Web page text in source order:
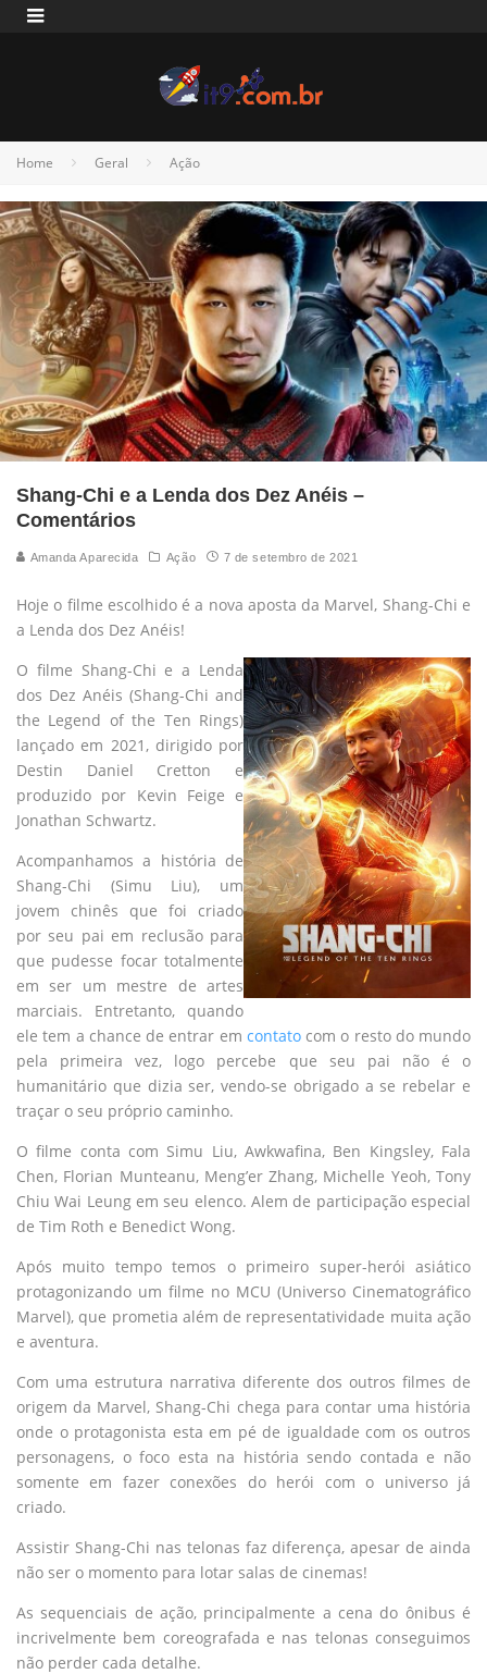
Home Geral Ação
Shang-Chi e a Lenda dos Dez Anéis –
Comentários
Amanda Aparecida Ação 7 de setembro de 2021
Hoje o filme escolhido é a nova aposta da Marvel, Shang-Chi e
a Lenda dos Dez Anéis!
O filme Shang-Chi e a Lenda
dos Dez Anéis (Shang-Chi and
the Legend of the Ten Rings)
lançado em 2021, dirigido por
Destin Daniel Cretton e
produzido por Kevin Feige e
Jonathan Schwartz.
Acompanhamos a história de
Shang-Chi (Simu Liu), um
jovem chinês que foi criado
por seu pai em reclusão para
que pudesse focar totalmente
em ser um mestre de artes
marciais. Entretanto, quando
ele tem a chance de entrar em contatocom o resto do mundo
pela primeira vez, logo percebe que seu pai não é o
humanitário que dizia ser, vendo-se obrigado a se rebelar e
traçar o seu próprio caminho.
O filme conta com Simu Liu, Awkwafina, Ben Kingsley, Fala
Chen, Florian Munteanu, Meng’er Zhang, Michelle Yeoh, Tony
Chiu Wai Leung em seu elenco. Alem de participação especial
de Tim Roth e Benedict Wong.
Após muito tempo temos o primeiro super-herói asiático
protagonizando um filme no MCU (Universo Cinematográfico
Marvel), que prometia além de representatividade muita ação
e aventura.
Com uma estrutura narrativa diferente dos outros filmes de
origem da Marvel, Shang-Chi chega para contar uma história
onde o protagonista esta em pé de igualdade com os outros
personagens, o foco esta na história sendo contada e não
somente em fazer conexões do herói com o universo já
criado.
Assistir Shang-Chi nas telonas faz diferença, apesar de ainda
não ser o momento para lotar salas de cinemas!
As sequenciais de ação, principalmente a cena do ônibus é
incrivelmente bem coreografada e nas telonas conseguimos
não perder cada detalhe.